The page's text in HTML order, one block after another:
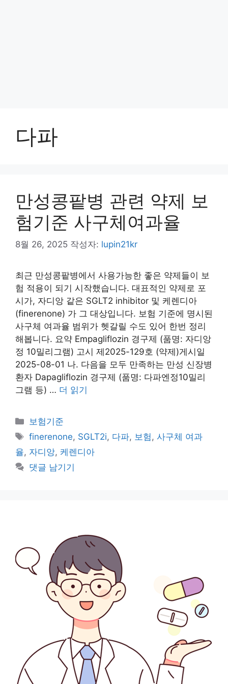
다파
만성콩팥병 관련 약제 보
험기준 사구체여과율
8월 26, 2025 작성자: lupin21kr
최근 만성콩팥병에서 사용가능한 좋은 약제들이 보
험 적용이 되기 시작했습니다. 대표적인 약제로 포
시가, 자디앙 같은 SGLT2 inhibitor 및 케렌디아
(finerenone) 가 그 대상입니다. 보험 기준에 명시된
사구체 여과율 범위가 헷갈릴 수도 있어 한번 정리
해봅니다. 요약 Empagliflozin 경구제 (품명: 자디앙
정 10밀리그램) 고시 제2025-129호 (약제)게시일
2025-08-01 나. 다음을 모두 만족하는 만성 신장병
환자 Dapagliflozin 경구제 (품명: 다파엔정10밀리
그램 등) … 더 읽기
카
테
리
보험기준
태
그
finerenone, SGLT2i, 다파, 보험,사구체 여과
율, 자디앙, 케렌디아
댓글 남기기